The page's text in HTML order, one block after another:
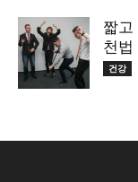
짧고
천법
건강